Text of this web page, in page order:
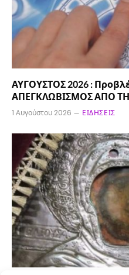
ΑΥΓΟΥΣΤΟΣ 2026 :
ΑΠΕΓΚΛΩΒΙΣΜΟΣ ΑΠΟ
1 Αυγούστου 2026 ΕΙΔΉΣΕΙΣ